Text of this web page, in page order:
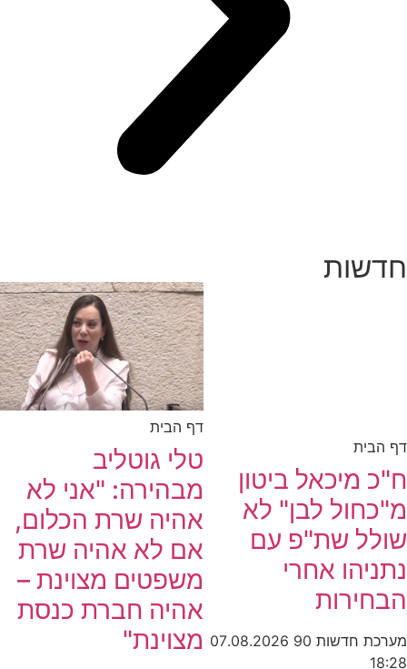
חדשות
דף הבית
ח"כ מיכאל ביטון
מ"כחול לבן" לא
שולל שת"פ עם
נתניהו אחרי
הבחירות
מערכת חדשות 90
07.08.2026
18:28
דף הבית
טלי גוטליב
מבהירה: "אני לא
אהיה שרת הכלום,
אם לא אהיה שרת
משפטים מצוינת –
אהיה חברת כנסת
מצוינת"